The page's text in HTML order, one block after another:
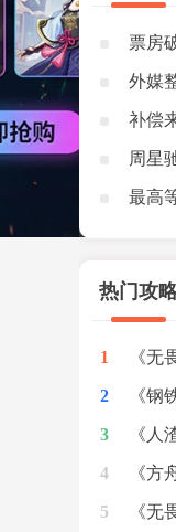
票房
国影
外媒
枪与
补偿
周星
突破
最高
热门攻
1 《无
2 《钢
3 《人
4 《方
5 《无